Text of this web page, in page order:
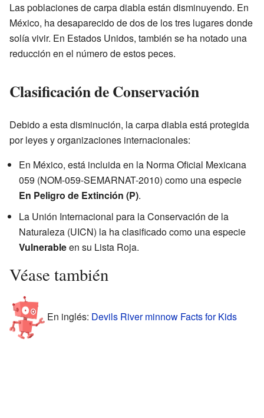
Las poblaciones de carpa diabla están disminuyendo. En
México, ha desaparecido de dos de los tres lugares donde
solía vivir. En Estados Unidos, también se ha notado una
reducción en el número de estos peces.
Clasificación de Conservación
Debido a esta disminución, la carpa diabla está protegida
por leyes y organizaciones internacionales:
En México, está incluida en la Norma Oficial Mexicana
059 (NOM-059-SEMARNAT-2010) como una especie
En Peligro de Extinción (P).
La Unión Internacional para la Conservación de la
Naturaleza (UICN) la ha clasificado como una especie
Vulnerableen su Lista Roja.
Véase también
En inglés: Devils River minnow Facts for Kids